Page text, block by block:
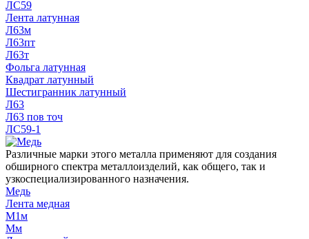
ЛС59
Лента латунная
Л63м
Л63пт
Л63т
Фольга латунная
Квадрат латунный
Шестигранник латунный
Л63
Л63 пов точ
ЛС59-1
Различные марки этого металла применяют для создания
обширного спектра металлоизделий, как общего, так и
узкоспециализированного назначения.
Медь
Лента медная
М1м
Мм